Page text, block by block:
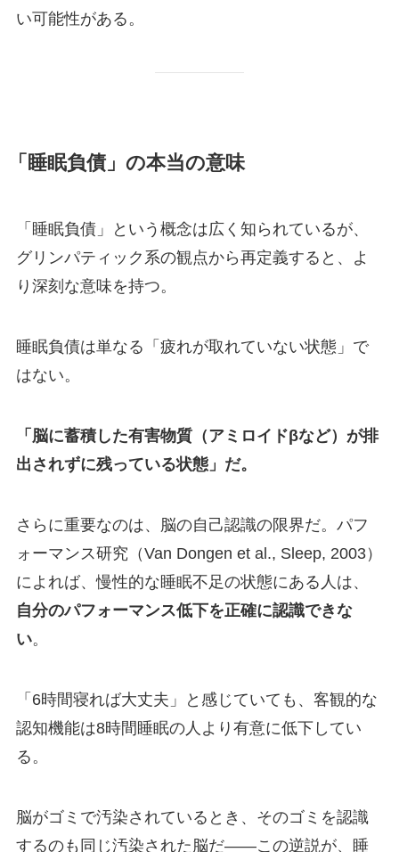
い可能性がある。
「睡眠負債」の本当の意味
「睡眠負債」という概念は広く知られているが、
グリンパティック系の観点から再定義すると、よ
り深刻な意味を持つ。
睡眠負債は単なる「疲れが取れていない状態」で
はない。
「脳に蓄積した有害物質（アミロイドβなど）が排
出されずに残っている状態」だ。
さらに重要なのは、脳の自己認識の限界だ。パフ
ォーマンス研究（Van Dongen et al., Sleep, 2003）
によれば、慢性的な睡眠不足の状態にある人は、
自分のパフォーマンス低下を正確に認識できな
い。
「6時間寝れば大丈夫」と感じていても、客観的な
認知機能は8時間睡眠の人より有意に低下してい
る。
脳がゴミで汚染されているとき、そのゴミを認識
するのも同じ汚染された脳だ——この逆説が、睡